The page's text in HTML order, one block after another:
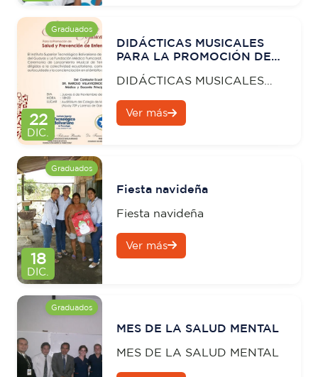
22
DIC.
Graduados
DIDÁCTICAS MUSICALES
PARA LA PROMOCIÓN DE
ENFERMEDADES
DIDÁCTICAS MUSICALES
PARA LA PROMOCIÓN DE
SALUD Y PREVENCIÓN DE
Ver más
18
DIC.
Graduados
Fiesta navideña
Fiesta navideña
Ver más
Graduados
MES DE LA SALUD MENTAL
MES DE LA SALUD MENTAL